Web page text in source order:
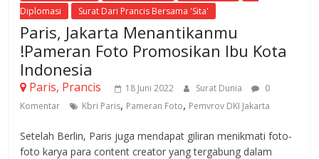
Diplomasi
Surat Dari Prancis Bersama 'Sita'
Paris, Jakarta Menantikanmu
!Pameran Foto Promosikan Ibu Kota
Indonesia
Paris, Prancis 18 Juni 2022 Surat Dunia
0
Komentar
Kbri Paris, Pameran Foto, Pemvrov DKI Jakarta
Setelah Berlin, Paris juga mendapat giliran menikmati foto-
foto karya para content creator yang tergabung dalam